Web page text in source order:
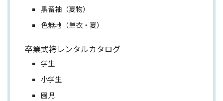
黒留袖（夏物）
色無地（単衣・夏）
卒業式袴レンタルカタログ
学生
小学生
園児